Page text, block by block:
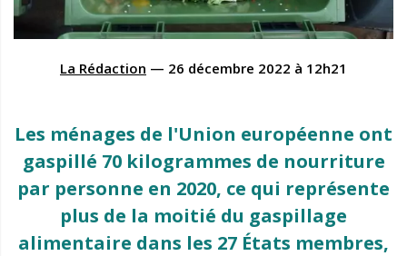
La Rédaction — 26 décembre 2022 à 12h21
Les ménages de l'Union européenne ont
gaspillé 70 kilogrammes de nourriture
par personne en 2020, ce qui représente
plus de la moitié du gaspillage
alimentaire dans les 27 États membres,